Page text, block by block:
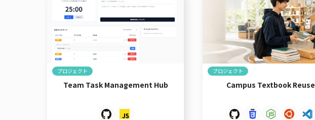
プロジェクト
Team Task Management Hub
プロジェクト
Campus Textbook Reuse